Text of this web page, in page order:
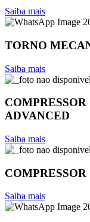
Saiba mais
TORNO
Saiba mais
ADVANCED
Saiba mais
Saiba mais